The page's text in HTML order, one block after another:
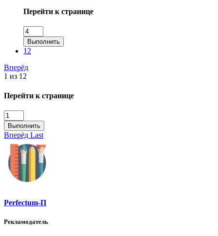
Перейти к странице
Выполнить
12
Вперёд
1 из 12
Перейти к странице
Выполнить
Вперёд Last
Perfectum-П
Рекламодатель